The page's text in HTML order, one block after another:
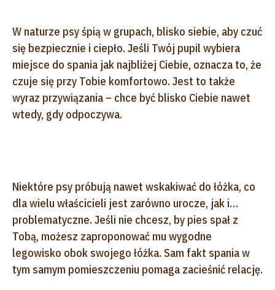
W naturze psy śpią w grupach, blisko siebie, aby czuć
się bezpiecznie i ciepło. Jeśli Twój pupil wybiera
miejsce do spania jak najbliżej Ciebie, oznacza to, że
czuje się przy Tobie komfortowo. Jest to także
wyraz przywiązania – chce być blisko Ciebie nawet
wtedy, gdy odpoczywa.
Niektóre psy próbują nawet wskakiwać do łóżka, co
dla wielu właścicieli jest zarówno urocze, jak i…
problematyczne. Jeśli nie chcesz, by pies spał z
Tobą, możesz zaproponować mu wygodne
legowisko obok swojego łóżka. Sam fakt spania w
tym samym pomieszczeniu pomaga zacieśnić relację.